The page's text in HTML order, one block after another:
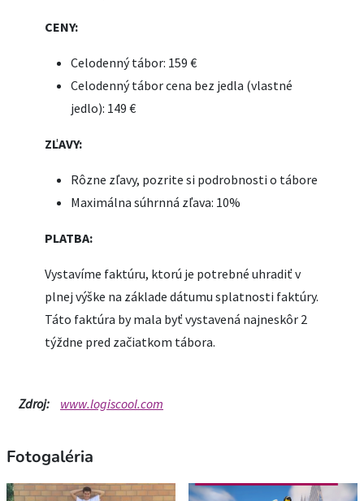
CENY:
Celodenný tábor: 159 €
Celodenný tábor cena bez jedla (vlastné
jedlo): 149 €
ZĽAVY:
Rôzne zľavy, pozrite si podrobnosti o tábore
Maximálna súhrnná zľava: 10%
PLATBA:
Vystavíme faktúru, ktorú je potrebné uhradiť v
plnej výške na základe dátumu splatnosti faktúry.
Táto faktúra by mala byť vystavená najneskôr 2
týždne pred začiatkom tábora.
Zdroj: www.logiscool.com
Fotogaléria